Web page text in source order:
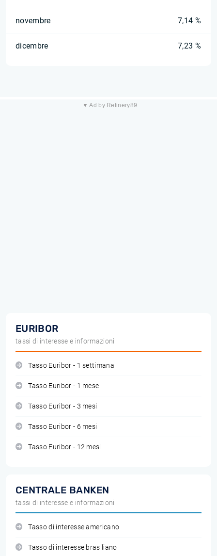
novembre 7,14 %
dicembre 7,23 %
▼ Ad by Refinery89
EURIBOR
tassi di interesse e informazioni
Tasso Euribor - 1 settimana
Tasso Euribor - 1 mese
Tasso Euribor - 3 mesi
Tasso Euribor - 6 mesi
Tasso Euribor - 12 mesi
CENTRALE BANKEN
tassi di interesse e informazioni
Tasso di interesse americano
Tasso di interesse brasiliano